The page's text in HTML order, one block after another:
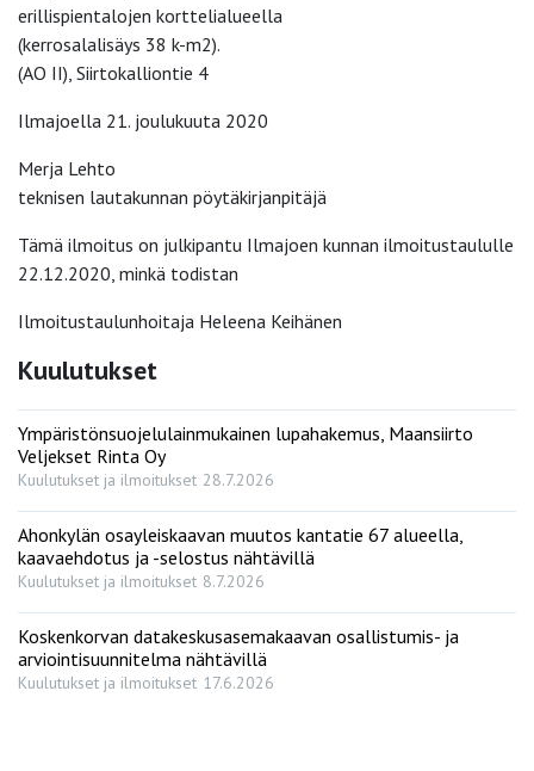
erillispientalojen korttelialueella
(kerrosalalisäys 38 k-m2).
(AO II), Siirtokalliontie 4
Ilmajoella 21. joulukuuta 2020
Merja Lehto
teknisen lautakunnan pöytäkirjanpitäjä
Tämä ilmoitus on julkipantu Ilmajoen kunnan ilmoitustaululle
22.12.2020, minkä todistan
Ilmoitustaulunhoitaja Heleena Keihänen
Kuulutukset
Ympäristönsuojelulainmukainen lupahakemus, Maansiirto
Veljekset Rinta Oy
Kuulutukset ja ilmoitukset 28.7.2026
Ahonkylän osayleiskaavan muutos kantatie 67 alueella,
kaavaehdotus ja -selostus nähtävillä
Kuulutukset ja ilmoitukset 8.7.2026
Koskenkorvan datakeskusasemakaavan osallistumis- ja
arviointisuunnitelma nähtävillä
Kuulutukset ja ilmoitukset 17.6.2026